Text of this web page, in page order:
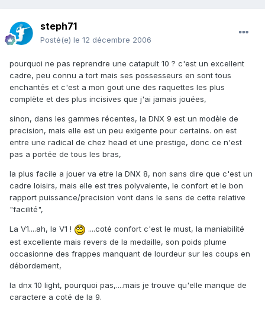
steph71
Posté(e) le 12 décembre 2006
pourquoi ne pas reprendre une catapult 10 ? c'est un excellent
cadre, peu connu a tort mais ses possesseurs en sont tous
enchantés et c'est a mon gout une des raquettes les plus
complète et des plus incisives que j'ai jamais jouées,
sinon, dans les gammes récentes, la DNX 9 est un modèle de
precision, mais elle est un peu exigente pour certains. on est
entre une radical de chez head et une prestige, donc ce n'est
pas a portée de tous les bras,
la plus facile a jouer va etre la DNX 8, non sans dire que c'est un
cadre loisirs, mais elle est tres polyvalente, le confort et le bon
rapport puissance/precision vont dans le sens de cette relative
"facilité",
La V1....ah, la V1 !
....coté confort c'est le must, la maniabilité
est excellente mais revers de la medaille, son poids plume
occasionne des frappes manquant de lourdeur sur les coups en
débordement,
la dnx 10 light, pourquoi pas,....mais je trouve qu'elle manque de
caractere a coté de la 9.